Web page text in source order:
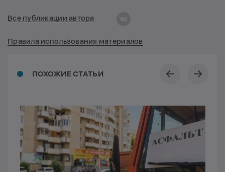
ПОХОЖИЕ СТАТЬИ
Все публикации автора
Правила использования материалов